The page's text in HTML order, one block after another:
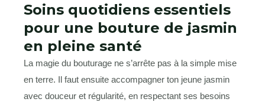
Soins quotidiens essentiels
pour une bouture de jasmin
en pleine santé
La magie du bouturage ne s’arrête pas à la simple mise
en terre. Il faut ensuite accompagner ton jeune jasmin
avec douceur et régularité, en respectant ses besoins